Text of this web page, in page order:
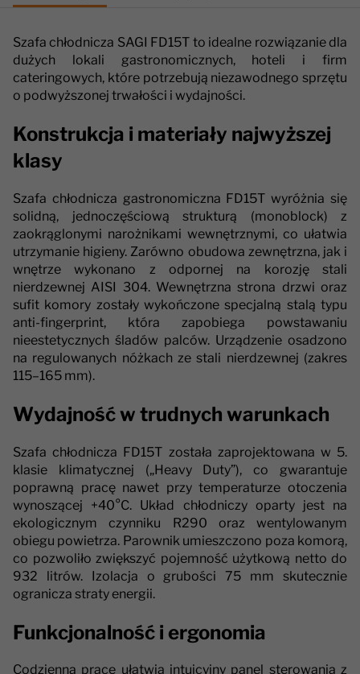
Szafa chłodnicza SAGI FD15T to idealne rozwiązanie dla
dużych lokali gastronomicznych, hoteli i firm
cateringowych, które potrzebują niezawodnego sprzętu
o podwyższonej trwałości i wydajności.
Konstrukcja i materiały najwyższej
klasy
Szafa chłodnicza gastronomiczna FD15T wyróżnia się
solidną, jednoczęściową strukturą (monoblock) z
zaokrąglonymi narożnikami wewnętrznymi, co ułatwia
utrzymanie higieny. Zarówno obudowa zewnętrzna, jak i
wnętrze wykonano z odpornej na korozję stali
nierdzewnej AISI 304. Wewnętrzna strona drzwi oraz
sufit komory zostały wykończone specjalną stalą typu
anti-fingerprint, która zapobiega powstawaniu
nieestetycznych śladów palców. Urządzenie osadzono
na regulowanych nóżkach ze stali nierdzewnej (zakres
115–165 mm).
Wydajność w trudnych warunkach
Szafa chłodnicza FD15T została zaprojektowana w 5.
klasie klimatycznej („Heavy Duty”), co gwarantuje
poprawną pracę nawet przy temperaturze otoczenia
wynoszącej +40°C. Układ chłodniczy oparty jest na
ekologicznym czynniku R290 oraz wentylowanym
obiegu powietrza. Parownik umieszczono poza komorą,
co pozwoliło zwiększyć pojemność użytkową netto do
932 litrów. Izolacja o grubości 75 mm skutecznie
ogranicza straty energii.
Funkcjonalność i ergonomia
Codzienną pracę ułatwia intuicyjny panel sterowania z